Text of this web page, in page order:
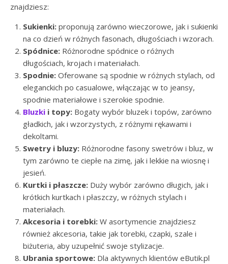
znajdziesz:
Sukienki: proponują zarówno wieczorowe, jak i sukienki
na co dzień w różnych fasonach, długościach i wzorach.
Spódnice: Różnorodne spódnice o różnych
długościach, krojach i materiałach.
Spodnie: Oferowane są spodnie w różnych stylach, od
eleganckich po casualowe, włączając w to jeansy,
spodnie materiałowe i szerokie spodnie.
Bluzki i topy: Bogaty wybór bluzek i topów, zarówno
gładkich, jak i wzorzystych, z różnymi rękawami i
dekoltami.
Swetry i bluzy: Różnorodne fasony swetrów i bluz, w
tym zarówno te ciepłe na zimę, jak i lekkie na wiosnę i
jesień.
Kurtki i płaszcze: Duży wybór zarówno długich, jak i
krótkich kurtkach i płaszczy, w różnych stylach i
materiałach.
Akcesoria i torebki: W asortymencie znajdziesz
również akcesoria, takie jak torebki, czapki, szale i
biżuteria, aby uzupełnić swoje stylizacje.
Ubrania sportowe: Dla aktywnych klientów eButik.pl